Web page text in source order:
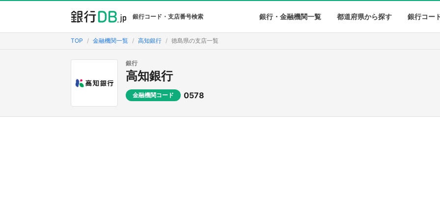
銀行コード・支店番号検索 銀行・金融機関一覧 都道府県から探す 銀行コー
TOP 金融機関一覧 高知銀行 徳島県の支店一覧
銀行
高知銀行
金融機関コード 0578